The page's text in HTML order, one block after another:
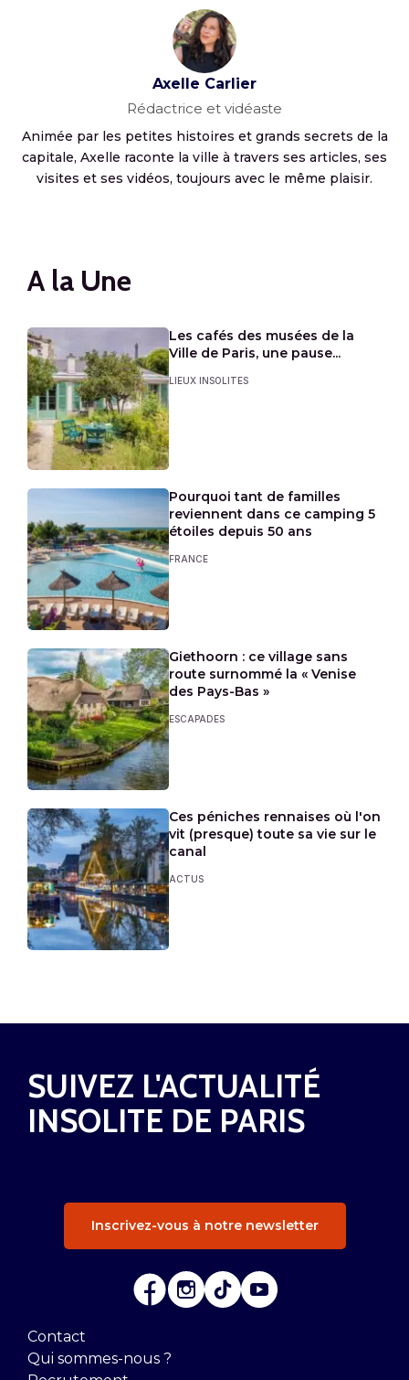
Axelle Carlier
Rédactrice et vidéaste
Animée par les petites histoires et grands secrets de la
capitale, Axelle raconte la ville à travers ses articles, ses
visites et ses vidéos, toujours avec le même plaisir.
A la Une
Les cafés des musées de la
Ville de Paris, une pause...
LIEUX INSOLITES
Pourquoi tant de familles
reviennent dans ce camping 5
étoiles depuis 50 ans
FRANCE
Giethoorn : ce village sans
route surnommé la « Venise
des Pays-Bas »
ESCAPADES
Ces péniches rennaises où l'on
vit (presque) toute sa vie sur le
canal
ACTUS
SUIVEZ L'ACTUALITÉ
INSOLITE DE PARIS
Inscrivez-vous à notre newsletter
Contact
Qui sommes-nous ?